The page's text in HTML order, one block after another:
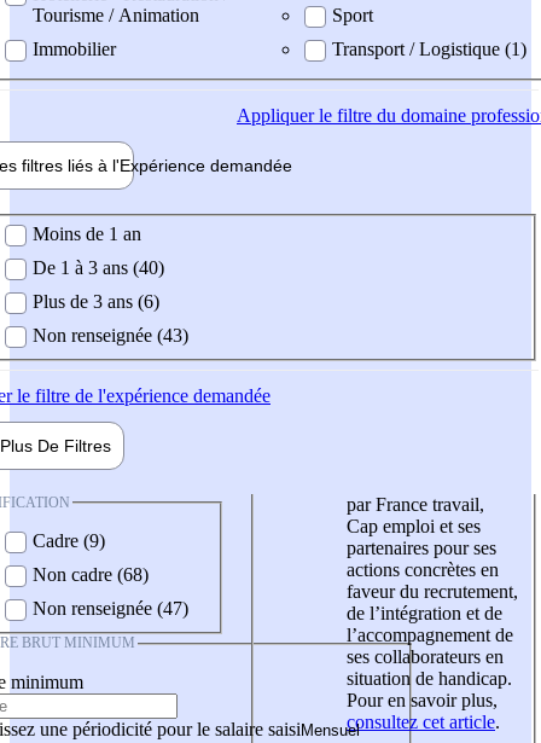
Tourisme / Animation
Immobilier
Sport
Transport / Logistique (1)
Appliquerle filtre du domaine
filtres liés à l'Expérience demandée
demandée
Moins de 1 an
De 1 à 3 ans (40)
Plus de 3 ans (6)
Non renseignée (43)
le filtre de l'expérience demandée
Plus De Filtres
Cadre (9)
Non cadre (68)
Non renseignée (47)
BRUT MINIMUM
minimum
une périodicité pour le salaire saisi
par France travail,
Cap emploi et ses
partenaires pour ses
actions concrètes en
faveur du recrutement,
de l’intégration et de
l’accompagnement de
ses collaborateurs en
situation de handicap.
Pour en savoir plus,
consultez cet article.